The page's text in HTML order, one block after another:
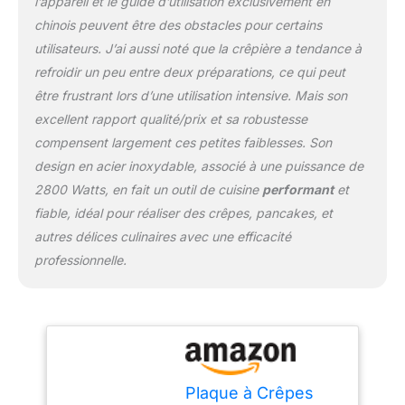
Polyvalent et
personnalisable:
Accessoires inclus
une préparation fluide.
Libre choix des
garnitures, sucrées ou
salées, pour varier les
famille.
chinois peuvent être des obstacles pour certains
utilisateurs. J’ai aussi noté que la crêpière a tendance à
refroidir un peu entre deux préparations, ce qui peut
être frustrant lors d’une utilisation intensive. Mais son
excellent rapport qualité/prix et sa robustesse
compensent largement ces petites faiblesses. Son
design en acier inoxydable, associé à une puissance de
2800 Watts, en fait un outil de cuisine performantet
fiable, idéal pour réaliser des crêpes, pancakes, et
autres délices culinaires avec une efficacité
professionnelle.
Plaque à Crêpes